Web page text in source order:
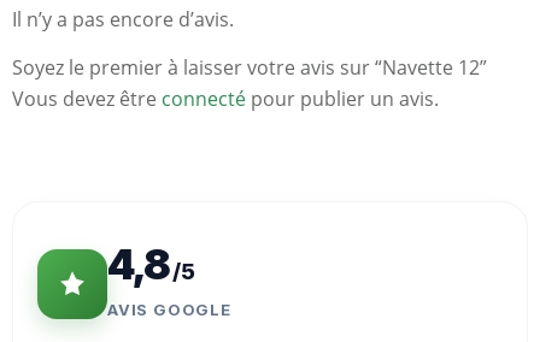
Il n’y a pas encore d’avis.
Soyez le premier à laisser votre avis sur “Navette 12”
Vous devez être connecté pour publier un avis.
4,8/5
AVIS GOOGLE